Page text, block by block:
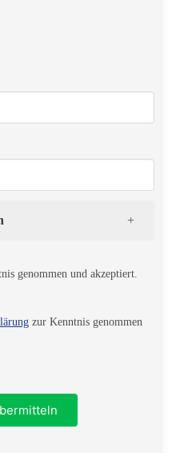
genommen und akzeptiert.
zur Kenntnis genommen